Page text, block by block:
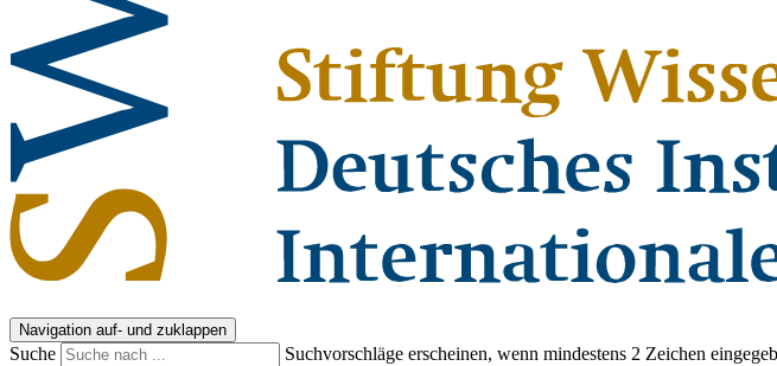
Navigation auf- und zuklappen
Suche Suchvorschläge erscheinen, wenn mindestens 2 Zeichen